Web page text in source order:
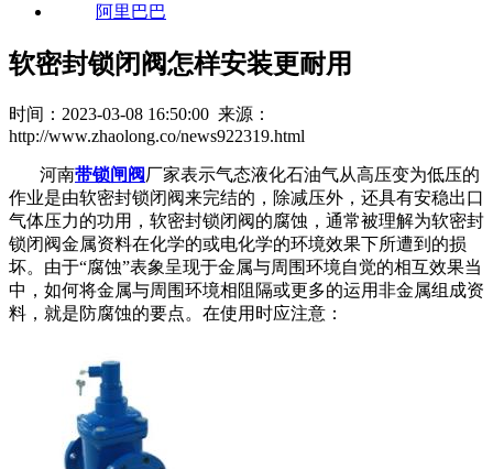
阿里巴巴
软密封锁闭阀怎样安装更耐用
时间：2023-03-08 16:50:00 来源：
http://www.zhaolong.co/news922319.html
河南带锁闸阀厂家表示气态液化石油气从高压变为低压的
作业是由软密封锁闭阀来完结的，除减压外，还具有安稳出口
气体压力的功用，软密封锁闭阀的腐蚀，通常被理解为软密封
锁闭阀金属资料在化学的或电化学的环境效果下所遭到的损
坏。由于“腐蚀”表象呈现于金属与周围环境自觉的相互效果当
中，如何将金属与周围环境相阻隔或更多的运用非金属组成资
料，就是防腐蚀的要点。在使用时应注意：